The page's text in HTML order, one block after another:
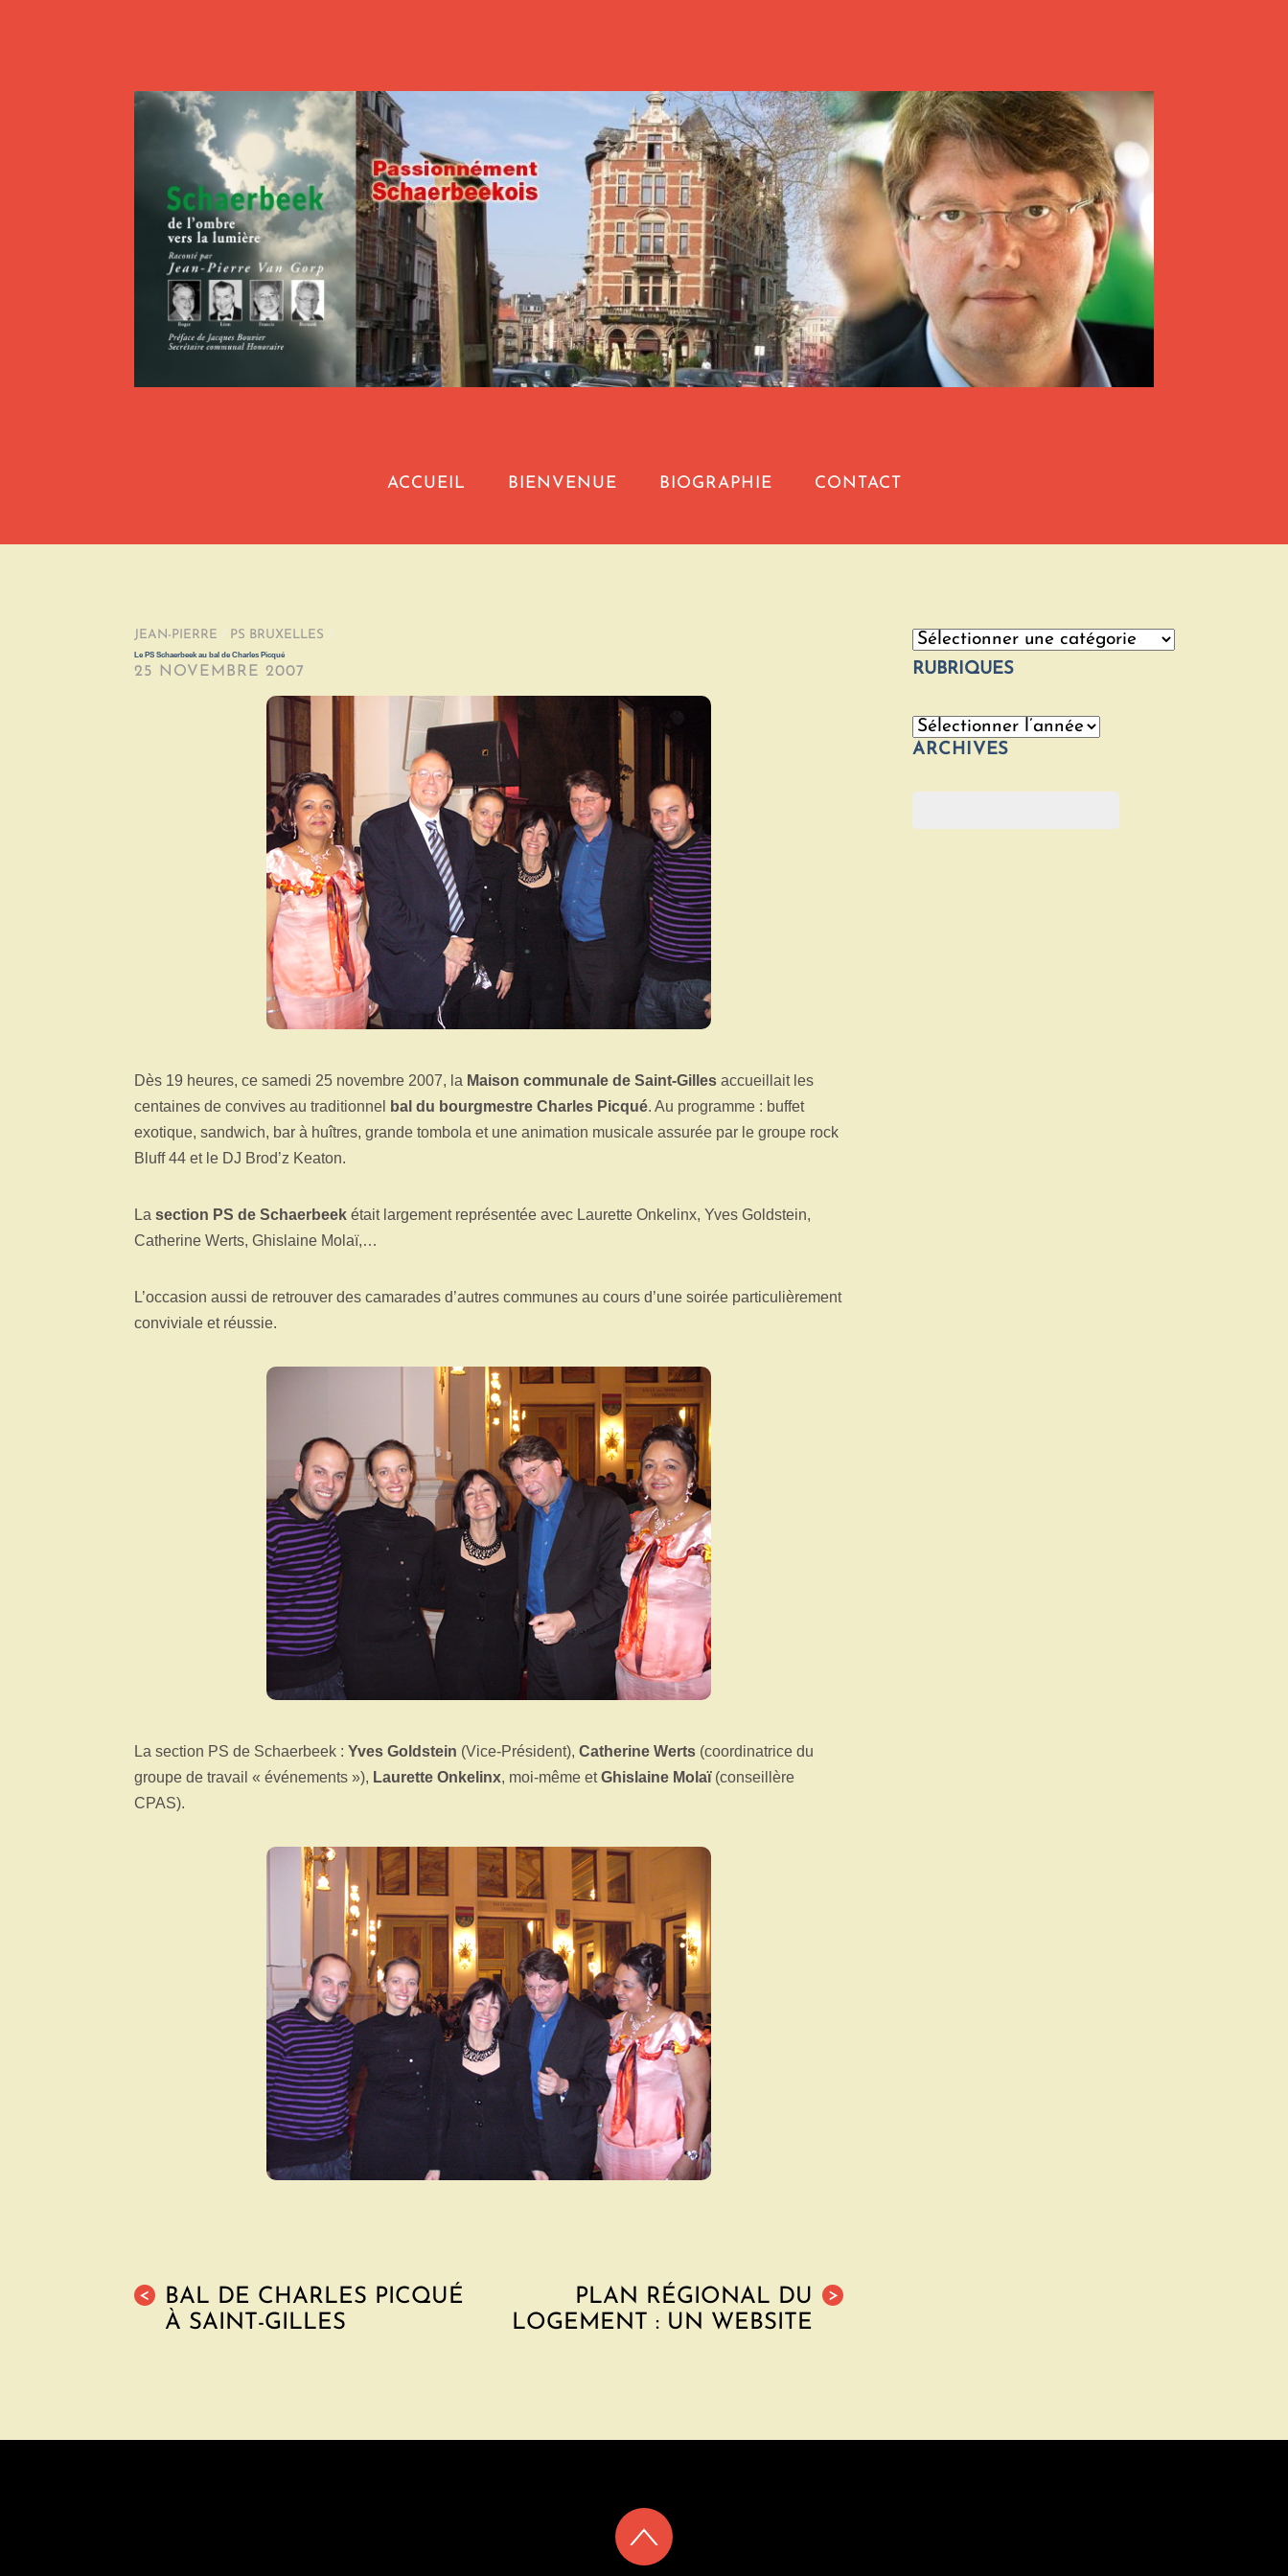
ACCUEIL BIENVENUE BIOGRAPHIE CONTACT
JEAN-PIERRE / PS BRUXELLES /
Le PS Schaerbeek au bal de Charles Picqué
25 NOVEMBRE 2007
Dès 19 heures, ce samedi 25 novembre 2007, la Maison communale de Saint-Gilles accueillait les
centaines de convives au traditionnel
bal du bourgmestre Charles Picqué. Au programme : buffet
exotique, sandwich, bar à huîtres, grande tombola et une animation musicale assurée par le groupe rock
Bluff 44 et le DJ Brod’z Keaton.
La section PS de Schaerbeek était largement représentée avec Laurette Onkelinx, Yves Goldstein,
Catherine Werts, Ghislaine Molaï,…
L’occasion aussi de retrouver des camarades d’autres communes au cours d’une soirée particulièrement
conviviale et réussie.
La section PS de Schaerbeek : Yves Goldstein (Vice-Président), Catherine Werts (coordinatrice du
groupe de travail « événements »), Laurette Onkelinx, moi-même etGhislaine Molaï(conseillère
CPAS).
<
BAL DE CHARLES PICQUÉ
À SAINT-GILLES
>
PLAN RÉGIONAL DU
LOGEMENT : UN WEBSITE
Catégories
RUBRIQUES
Archives
ARCHIVES